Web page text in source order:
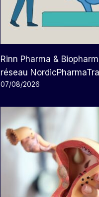
Rinn Pharma &
réseau
07/08/2026